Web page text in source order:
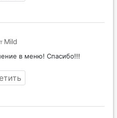
Mild
в меню! Спасибо!!!